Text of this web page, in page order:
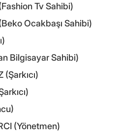
Tv Sahibi)
Ocakbaşı Sahibi)
Bilgisayar Sahibi)
(Yönetmen)